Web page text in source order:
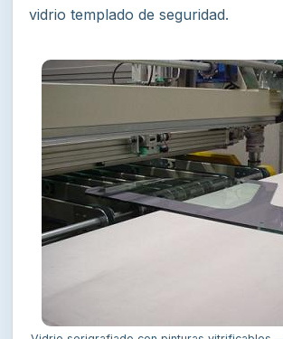
vidrio templado de seguridad.